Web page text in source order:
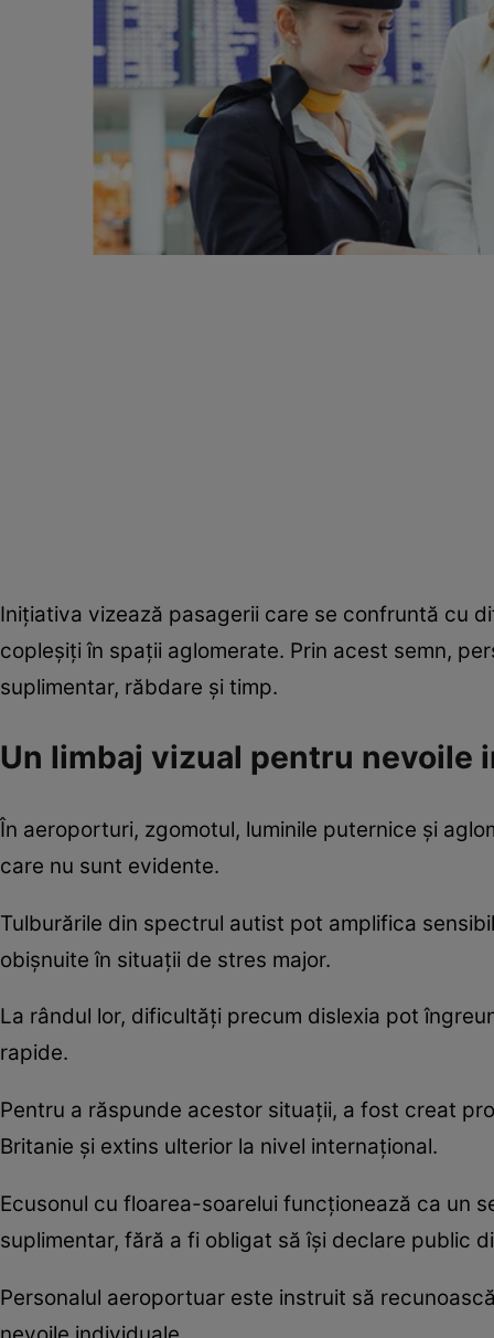
Inițiativa vizează pasagerii care se confruntă cu
copleșiți în spații aglomerate. Prin acest semn,
suplimentar, răbdare și timp.
Un limbaj vizual pentru nevoile
În aeroporturi, zgomotul, luminile puternice și
care nu sunt evidente.
Tulburările din spectrul autist pot amplifica
obișnuite în situații de stres major.
La rândul lor, dificultăți precum dislexia pot
rapide.
Pentru a răspunde acestor situații, a fost creat
Britanie și extins ulterior la nivel internațional.
Ecusonul cu floarea-soarelui funcționează ca un
suplimentar, fără a fi obligat să își declare public
Personalul aeroportuar este instruit să